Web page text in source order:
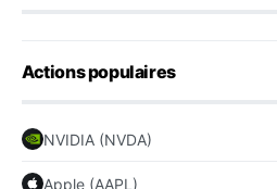
Actions populaires
NVIDIA (NVDA)
Apple (AAPL)